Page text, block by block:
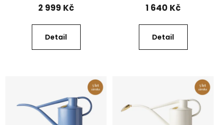
2 999 Kč
Detail
1 640 Kč
Detail